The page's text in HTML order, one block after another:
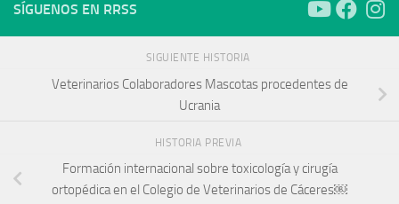
SÍGUENOS EN RRSS
SIGUIENTE HISTORIA
Veterinarios Colaboradores Mascotas procedentes de
Ucrania
HISTORIA PREVIA
Formación internacional sobre toxicología y cirugía
ortopédica en el Colegio de Veterinarios de Cáceres￼